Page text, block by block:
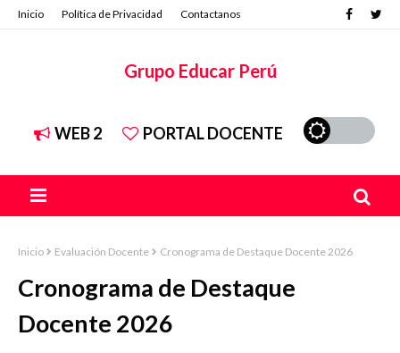
Inicio Política de Privacidad Contactanos
Grupo Educar Perú
WEB 2 PORTAL DOCENTE
Inicio Evaluación Docente Cronograma de Destaque Docente 2026
Cronograma de Destaque
Docente 2026